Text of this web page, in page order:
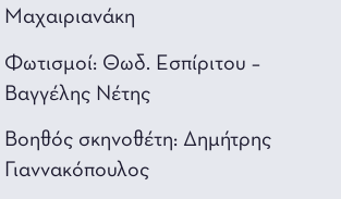
Μαχαιριανάκη
Φωτισμοί: Θωδ. Εσπίριτου –
Βαγγέλης Νέτης
Βοηθός σκηνοθέτη: Δημήτρης
Γιαννακόπουλος